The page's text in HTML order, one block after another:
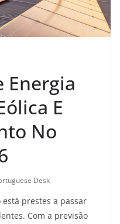
Energia
E
No
Desk
prestes a passar
Com a previsão